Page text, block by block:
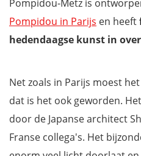
Pompidou-Metz is
Pompidou in Parijs en heeft
hedendaagse kunst in
Net zoals in Parijs moest
dat is het ook geworden.
door de Japanse architect
Franse collega's. Het